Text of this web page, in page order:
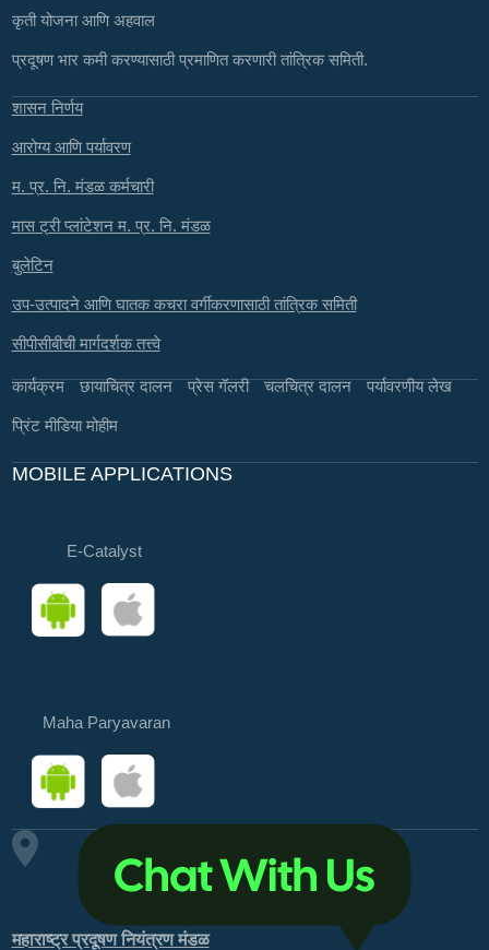
कृती योजना आणि अहवाल
प्रदूषण भार कमी करण्यासाठी प्रमाणित करणारी तांत्रिक समिती.
शासन निर्णय
आरोग्य आणि पर्यावरण
म. प्र. नि. मंडळ कर्मचारी
मास ट्री प्लांटेशन म. प्र. नि. मंडळ
बुलेटिन
उप-उत्पादने आणि घातक कचरा वर्गीकरणासाठी तांत्रिक समिती
सीपीसीबीची मार्गदर्शक तत्त्वे
कार्यक्रम छायाचित्र दालन प्रेस गॅलरी चलचित्र दालन पर्यावरणीय लेख
प्रिंट मीडिया मोहीम
MOBILE APPLICATIONS
E-Catalyst
Maha Paryavaran
महाराष्ट्र प्रदूषण नियंत्रण मंडळ